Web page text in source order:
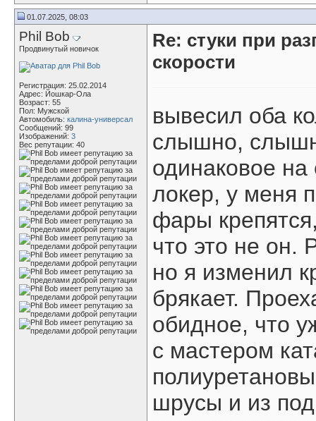
01.07.2025, 08:03
Phil Bob
Продвинутый новичок
Регистрация: 25.02.2014
Адрес: Йошкар-Ола
Возраст: 55
Пол: Мужской
Автомобиль: калина-универсал
Сообщений: 99
Изображений: 3
Вес репутации: 40
Re: стуки при
скорости
вывесил оба
слышно,
одинаковое
локер, у меня
фары
что это не он.
но я изменил
брякает.
обидное, что
с мастером
шрусы и из